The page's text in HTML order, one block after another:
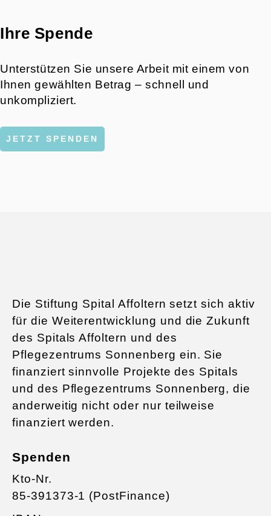
Ihre Spende
Unterstützen Sie unsere Arbeit mit einem von
Ihnen gewählten Betrag – schnell und
unkompliziert.
JETZT SPENDEN
Die Stiftung Spital Affoltern setzt sich aktiv
für die Weiterentwicklung und die Zukunft
des Spitals Affoltern und des
Pflegezentrums Sonnenberg ein. Sie
finanziert sinnvolle Projekte des Spitals
und des Pflegezentrums Sonnenberg, die
anderweitig nicht oder nur teilweise
finanziert werden.
Spenden
Kto-Nr.
85-391373-1 (PostFinance)